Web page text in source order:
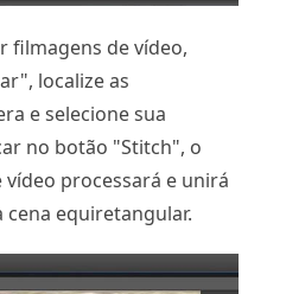
filmagens de vídeo,
localize as
e selecione sua
no botão "Stitch", o
processará e unirá
cena equiretangular.